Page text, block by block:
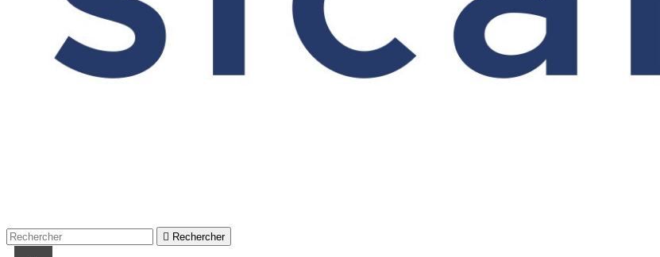
 Rechercher